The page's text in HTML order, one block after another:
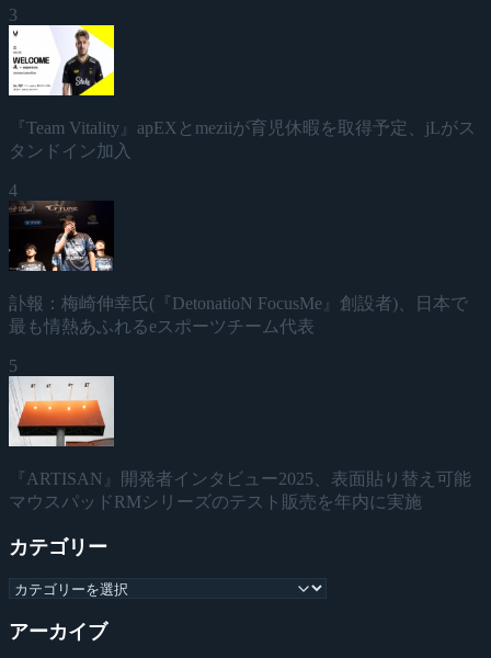
3
『Team Vitality』apEXとmeziiが育児休暇を取得予定、jLがス
タンドイン加入
4
訃報：梅崎伸幸氏(『DetonatioN FocusMe』創設者)、日本で
最も情熱あふれるeスポーツチーム代表
5
『ARTISAN』開発者インタビュー2025、表面貼り替え可能
マウスパッドRMシリーズのテスト販売を年内に実施
カテゴリー
アーカイブ